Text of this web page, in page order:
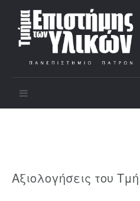
Αξιολογήσεις του